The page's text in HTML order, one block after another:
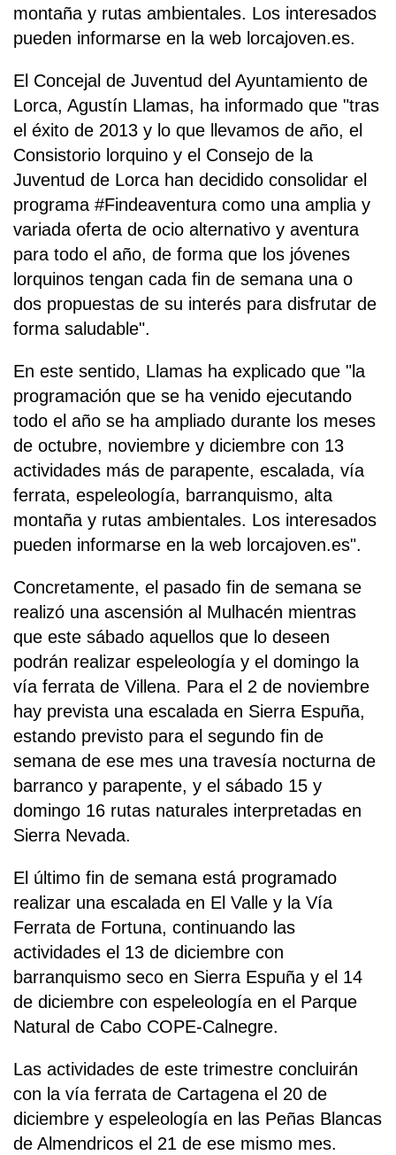
montaña y rutas ambientales. Los interesados
pueden informarse en la web lorcajoven.es.
El Concejal de Juventud del Ayuntamiento de
Lorca, Agustín Llamas, ha informado que "tras
el éxito de 2013 y lo que llevamos de año, el
Consistorio lorquino y el Consejo de la
Juventud de Lorca han decidido consolidar el
programa #Findeaventura como una amplia y
variada oferta de ocio alternativo y aventura
para todo el año, de forma que los jóvenes
lorquinos tengan cada fin de semana una o
dos propuestas de su interés para disfrutar de
forma saludable".
En este sentido, Llamas ha explicado que "la
programación que se ha venido ejecutando
todo el año se ha ampliado durante los meses
de octubre, noviembre y diciembre con 13
actividades más de parapente, escalada, vía
ferrata, espeleología, barranquismo, alta
montaña y rutas ambientales. Los interesados
pueden informarse en la web lorcajoven.es".
Concretamente, el pasado fin de semana se
realizó una ascensión al Mulhacén mientras
que este sábado aquellos que lo deseen
podrán realizar espeleología y el domingo la
vía ferrata de Villena. Para el 2 de noviembre
hay prevista una escalada en Sierra Espuña,
estando previsto para el segundo fin de
semana de ese mes una travesía nocturna de
barranco y parapente, y el sábado 15 y
domingo 16 rutas naturales interpretadas en
Sierra Nevada.
El último fin de semana está programado
realizar una escalada en El Valle y la Vía
Ferrata de Fortuna, continuando las
actividades el 13 de diciembre con
barranquismo seco en Sierra Espuña y el 14
de diciembre con espeleología en el Parque
Natural de Cabo COPE-Calnegre.
Las actividades de este trimestre concluirán
con la vía ferrata de Cartagena el 20 de
diciembre y espeleología en las Peñas Blancas
de Almendricos el 21 de ese mismo mes.